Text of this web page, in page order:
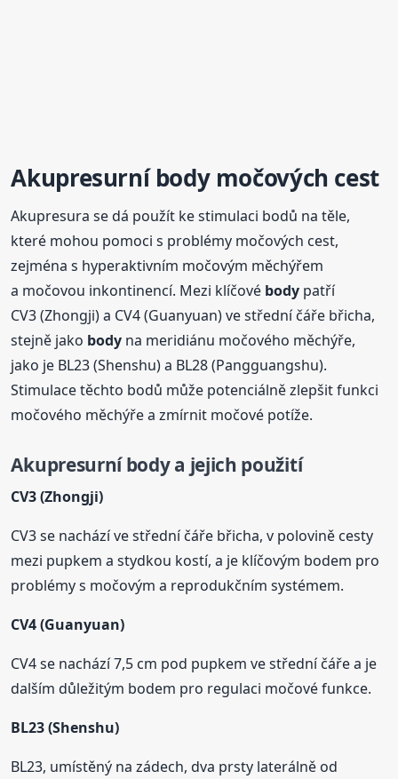
Akupresurní bodymočových cest
Akupresura se dá použít ke stimulaci bodů na těle,
které mohou pomoci s problémy močových cest,
zejména s hyperaktivním močovým měchýřem
a močovou inkontinencí. Mezi klíčové body patří
CV3 (Zhongji) a CV4 (Guanyuan) ve střední čáře břicha,
stejně jako body na meridiánu močového měchýře,
jako je BL23 (Shenshu) a BL28 (Pangguangshu).
Stimulace těchto bodů může potenciálně zlepšit funkci
močového měchýře a zmírnit močové potíže.
Akupresurní bodya jejich použití
CV3 (Zhongji)
CV3 se nachází ve střední čáře břicha, v polovině cesty
mezi pupkem a stydkou kostí, a je klíčovým bodem pro
problémy s močovým a reprodukčním systémem.
CV4 (Guanyuan)
CV4 se nachází 7,5 cm pod pupkem ve střední čáře a je
dalším důležitým bodem pro regulaci močové funkce.
BL23 (Shenshu)
BL23, umístěný na zádech, dva prsty laterálně od